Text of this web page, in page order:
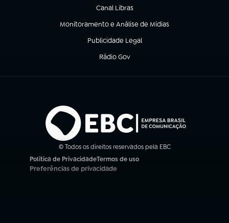
Canal Libras
(abre em nova aba)
Monitoramento e Análise de Mídias
(abre em nova aba)
Publicidade Legal
(abre em nova aba)
Rádio Gov
(abre em nova aba)
© Todos os direitos reservados pela EBC
Política de Privacidade
(abre em nova aba)
Termos de uso
(abre em nova aba)
Preferências de privacidade